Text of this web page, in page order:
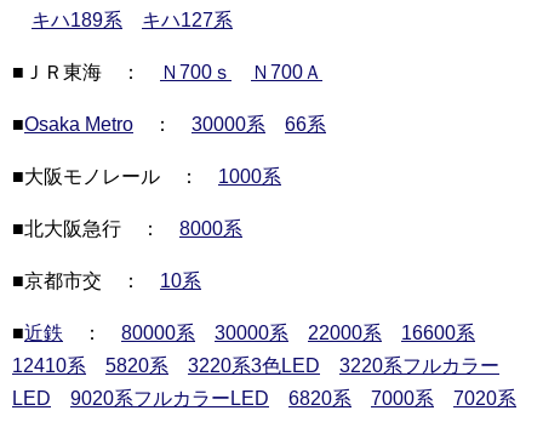
キハ189系
キハ127系
■ＪＲ東海 ： Ｎ700ｓ Ｎ700Ａ
■Osaka Metro ： 30000系 66系
■大阪モノレール ： 1000系
■北大阪急行 ： 8000系
■京都市交 ： 10系
■近鉄 ： 80000系 30000系 22000系
16600系
12410系
5820系 3220系3色LED
3220系フルカラー
LED
9020系フルカラーLED 6820系 7000系 7020系